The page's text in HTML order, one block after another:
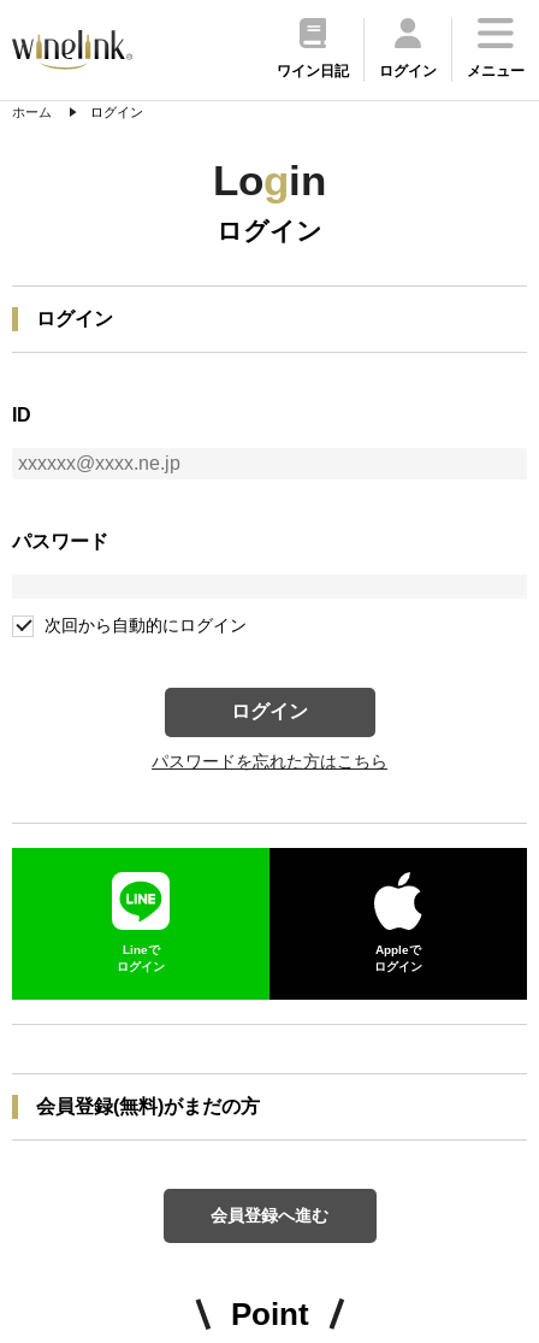
ワイン日記 ログイン メニュー
ホーム ログイン
Login
ログイン
ログイン
ID
パスワード
次回から自動的にログイン
ログイン
パスワードを忘れた方はこちら
Lineで
ログイン
Appleで
ログイン
会員登録(無料)がまだの方
会員登録へ進む
Point